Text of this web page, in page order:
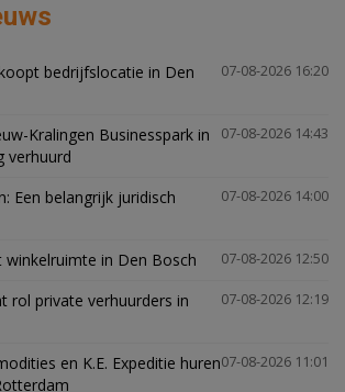
07-08-2026 16:20
bedrijfslocatie in Den
07-08-2026 14:43
Kralingen Businesspark in
verhuurd
07-08-2026 14:00
Een belangrijk juridisch
07-08-2026 12:50
winkelruimte in Den Bosch
07-08-2026 12:19
rol private verhuurders in
07-08-2026 11:01
en K.E. Expeditie huren